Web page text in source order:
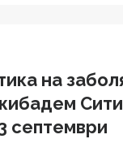
на
септември